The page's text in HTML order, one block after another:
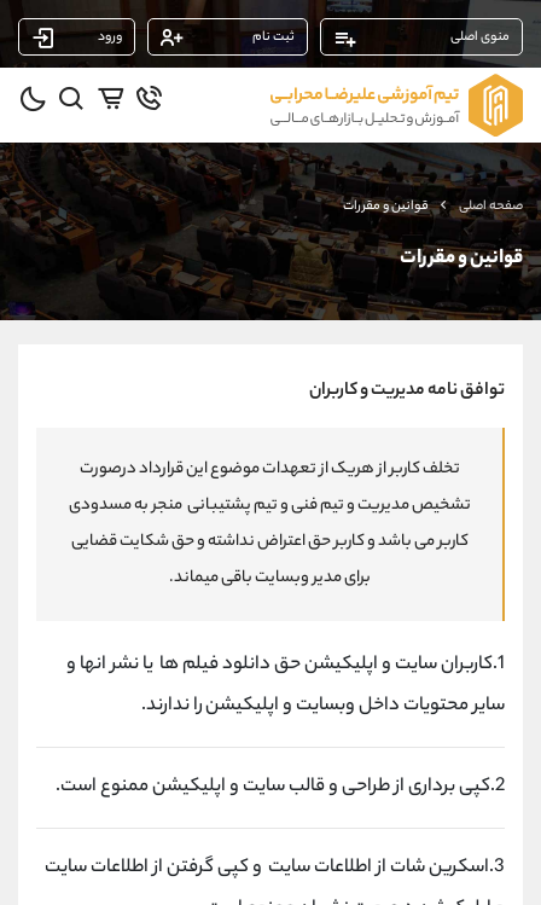
منوی اصلی ثبت نام ورود
صفحه اصلی قوانین و مقررات
قوانین و مقررات
توافق نامه مدیریت و کاربران
تخلف کاربر از هریک از تعهدات موضوع این قرارداد درصورت
تشخیص مدیریت و تیم فنی و تیم پشتیبانی منجر به مسدودی
کاربر می باشد و کاربر حق اعتراض نداشته و حق شکایت قضایی
برای مدیر وبسایت باقی میماند.
1.کاربران سایت و اپلیکیشن حق دانلود فیلم ها یا نشر انها و
سایر محتویات داخل وبسایت و اپلیکیشن را ندارند.
2.کپی برداری از طراحی و قالب سایت و اپلیکیشن ممنوع است.
3.اسکرین شات از اطلاعات سایت و کپی گرفتن از اطلاعات سایت
پشتیبان فروش (یوسف فرخنده)
موبایل 09194198792
واتساپ شروع گفتگو
تلگرام @Armteam_admin_33
داخلی 118
پشتیبان فروش (فائزه تهرانی)
واتساپ
پشتیبان فروش (ایمان پوراسماعیلی)
09927779040
پشتیبان فروش (محسن یزدی)
09304891085
شروع گفتگو
تلگرام @Armteam_admin_103
داخلی 103